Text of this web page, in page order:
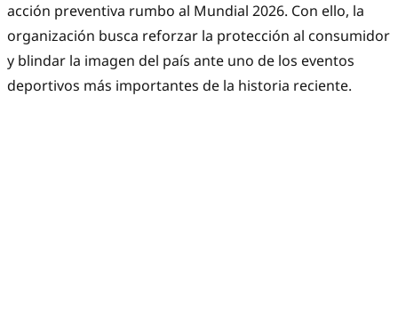
acción preventiva rumbo al Mundial 2026. Con ello, la
organización busca reforzar la protección al consumidor
y blindar la imagen del país ante uno de los eventos
deportivos más importantes de la historia reciente.